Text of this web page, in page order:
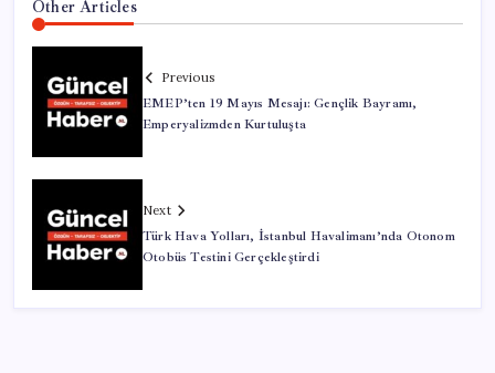
Other Articles
Previous
EMEP’ten 19 Mayıs Mesajı: Gençlik Bayramı,
Emperyalizmden Kurtuluşta
Next
Türk Hava Yolları, İstanbul Havalimanı’nda Otonom
Otobüs Testini Gerçekleştirdi